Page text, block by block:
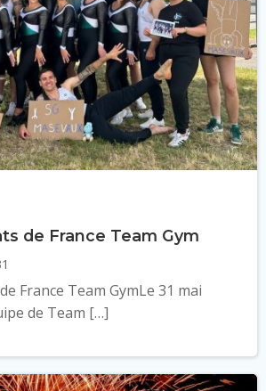
de France Team Gym
France Team GymLe 31 mai
de Team […]